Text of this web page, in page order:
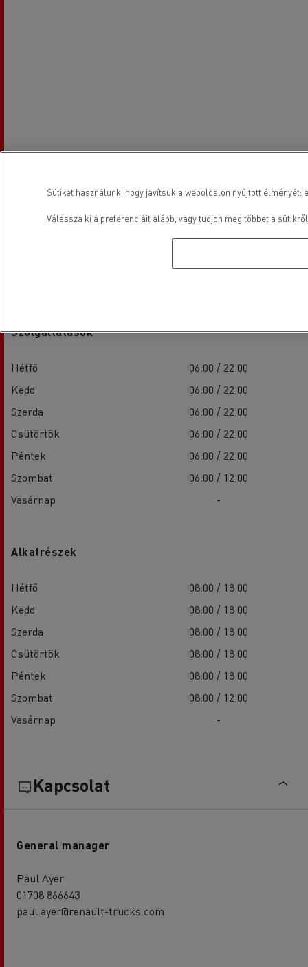
Szolgáltatások
Hétfő
06:00 / 22:00
Kedd
06:00 / 22:00
Szerda
06:00 / 22:00
Csütörtök
06:00 / 22:00
Péntek
06:00 / 22:00
Szombat
06:00 / 12:00
Vasárnap
-
Alkatrészek
Hétfő
08:00 / 18:00
Kedd
08:00 / 18:00
Szerda
08:00 / 18:00
Csütörtök
08:00 / 18:00
Péntek
08:00 / 18:00
Szombat
08:00 / 12:00
Vasárnap
-
Kapcsolat
General manager
Paul Ayer
01708 866643
paul.ayer@renault-trucks.com
Sütiket használunk, hogy javítsuk a weboldalon nyújtott
Válassza ki a preferenciáit alább, vagytudjon meg többet a